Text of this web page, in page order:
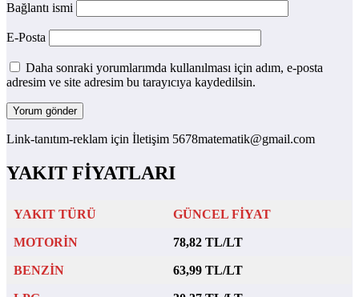
Bağlantı ismi
E-Posta
Daha sonraki yorumlarımda kullanılması için adım, e-posta
adresim ve site adresim bu tarayıcıya kaydedilsin.
Link-tanıtım-reklam için İletişim 5678matematik@gmail.com
YAKIT FİYATLARI
YAKIT TÜRÜ GÜNCEL FİYAT
MOTORİN 78,82 TL/LT
BENZİN 63,99 TL/LT